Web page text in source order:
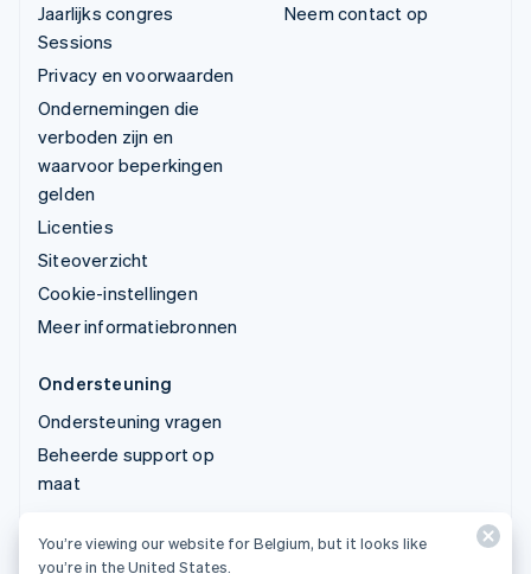
Jaarlijks congres
Sessions
Privacy en voorwaarden
Ondernemingen die
verboden zijn en
waarvoor beperkingen
gelden
Licenties
Siteoverzicht
Cookie-instellingen
Meer informatiebronnen
Neem contact op
Ondersteuning
Ondersteuning vragen
Beheerde support op
maat
© 2026 Stripe, LLC
You’re viewing our website for Belgium, but it looks like
you’re in the United States.